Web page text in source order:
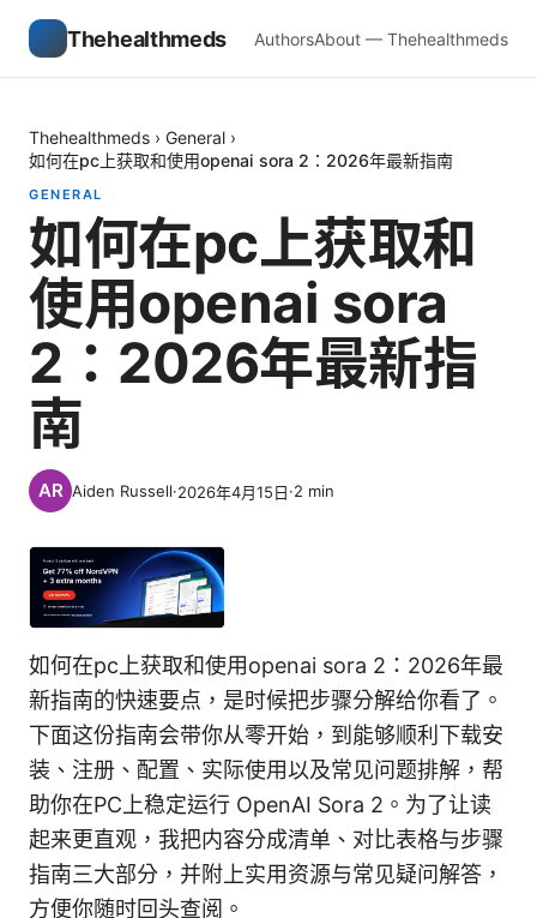
Thehealthmeds AuthorsAbout — Thehealthmeds
Thehealthmeds › General ›
如何在pc上获取和使用openai sora 2：2026年最新指南
GENERAL
如何在pc上获取和
使用openai sora
2：2026年最新指
南
Aiden Russell·2026年4月15日·2 min
如何在pc上获取和使用openai sora 2：2026年最
新指南的快速要点，是时候把步骤分解给你看了。
下面这份指南会带你从零开始，到能够顺利下载安
装、注册、配置、实际使用以及常见问题排解，帮
助你在PC上稳定运行 OpenAI Sora 2。为了让读
起来更直观，我把内容分成清单、对比表格与步骤
指南三大部分，并附上实用资源与常见疑问解答，
方便你随时回头查阅。